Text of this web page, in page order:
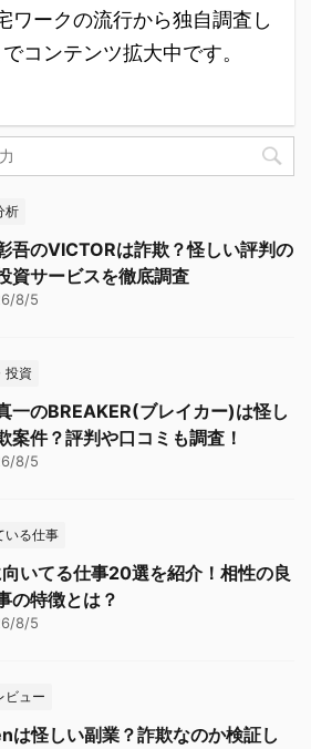
ワークの流行から独自調査し
コンテンツ拡大中です。
析
吾のVICTORは詐欺？怪しい評判の
資サービスを徹底調査
8/5
投資
一のBREAKER(ブレイカー)は怪し
案件？評判や口コミも調査！
8/5
いる仕事
いてる仕事20選を紹介！相性の良
の特徴とは？
8/5
ビュー
は怪しい副業？詐欺なのか検証し